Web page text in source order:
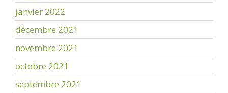
janvier 2022
décembre 2021
novembre 2021
octobre 2021
septembre 2021